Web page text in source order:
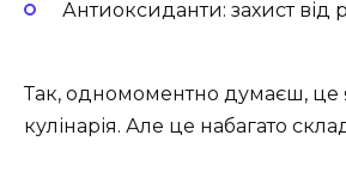
Антиоксиданти: захист від
Так, одномоментно думаєш, це
кулінарія. Але це набагато